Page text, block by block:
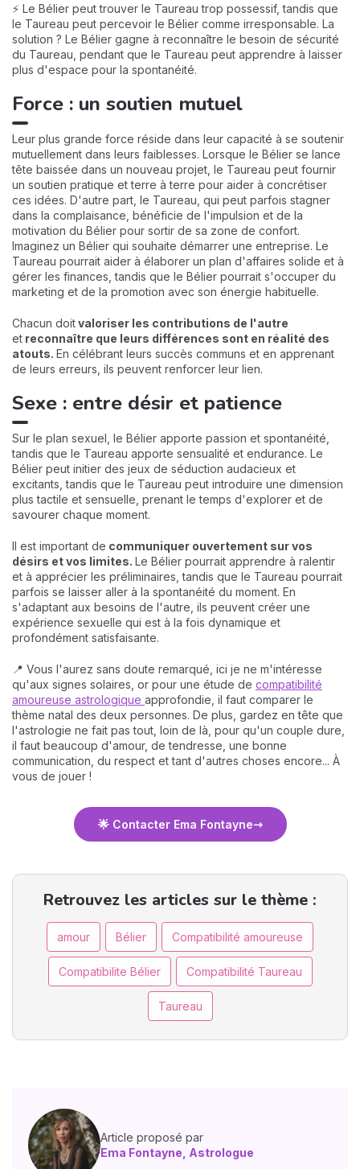
⚡ Le Bélier peut trouver le Taureau trop possessif, tandis que
le Taureau peut percevoir le Bélier comme irresponsable. La
solution ? Le Bélier gagne à reconnaître le besoin de sécurité
du Taureau, pendant que le Taureau peut apprendre à laisser
plus d'espace pour la spontanéité.
Force : un soutien mutuel
Leur plus grande force réside dans leur capacité à se soutenir
mutuellement dans leurs faiblesses. Lorsque le Bélier se lance
tête baissée dans un nouveau projet, le Taureau peut fournir
un soutien pratique et terre à terre pour aider à concrétiser
ces idées. D'autre part, le Taureau, qui peut parfois stagner
dans la complaisance, bénéficie de l'impulsion et de la
motivation du Bélier pour sortir de sa zone de confort.
Imaginez un Bélier qui souhaite démarrer une entreprise. Le
Taureau pourrait aider à élaborer un plan d'affaires solide et à
gérer les finances, tandis que le Bélier pourrait s'occuper du
marketing et de la promotion avec son énergie habituelle.
Chacun doitvaloriser les contributions de l'autre
et reconnaître que leurs différences sont en réalité des
atouts. En célébrant leurs succès communs et en apprenant
de leurs erreurs, ils peuvent renforcer leur lien.
Sexe : entre désir et patience
Sur le plan sexuel, le Bélier apporte passion et spontanéité,
tandis que le Taureau apporte sensualité et endurance. Le
Bélier peut initier des jeux de séduction audacieux et
excitants, tandis que le Taureau peut introduire une dimension
plus tactile et sensuelle, prenant le temps d'explorer et de
savourer chaque moment.
Il est important de communiquer ouvertement sur vos
désirs et vos limites. Le Bélier pourrait apprendre à ralentir
et à apprécier les préliminaires, tandis que le Taureau pourrait
parfois se laisser aller à la spontanéité du moment. En
s'adaptant aux besoins de l'autre, ils peuvent créer une
expérience sexuelle qui est à la fois dynamique et
profondément satisfaisante.
📍 Vous l'aurez sans doute remarqué, ici je ne m'intéresse
qu'aux signes solaires, or pour une étude de compatibilité
amoureuse astrologique approfondie, il faut comparer le
thème natal des deux personnes. De plus, gardez en tête que
l'astrologie ne fait pas tout, loin de là, pour qu'un couple dure,
il faut beaucoup d'amour, de tendresse, une bonne
communication, du respect et tant d'autres choses encore... À
vous de jouer !
🌟 Contacter Ema Fontayne
Retrouvez les articles sur le thème :
amour Bélier Compatibilité amoureuse
Compatibilite Bélier Compatibilité Taureau
Taureau
Article proposé par
Ema Fontayne, Astrologue